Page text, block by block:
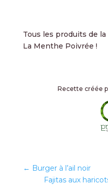
Tous les produits de
La Menthe Poivrée !
Recette créée
← Burger à l’ail noir
Fajitas aux